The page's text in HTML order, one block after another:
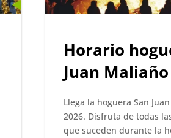
Horario
Juan
Llega la hoguera San
2026. Disfruta de todas
que suceden durante la